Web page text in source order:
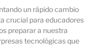
un rápido cambio
crucial para educadores
preparar a nuestra
tecnológicas que